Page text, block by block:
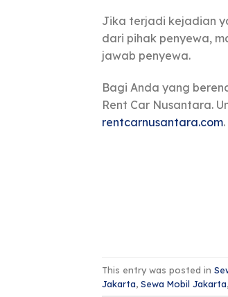
Jika terjadi kejadian
dari pihak penyewa,
jawab penyewa.
Bagi Anda yang
Rent Car Nusantara.
rentcarnusantara.com.
This entry was posted in
Jakarta, Sewa Mobil Jakarta,